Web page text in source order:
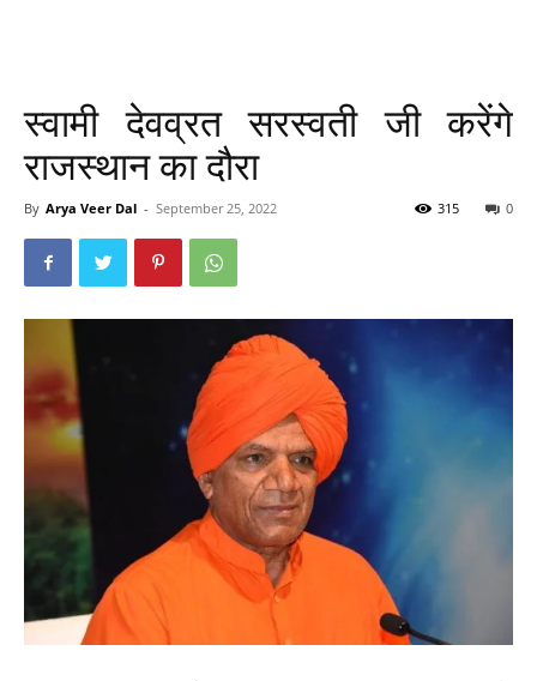
स्वामी देवव्रत सरस्वती जी करेंगे
राजस्थान का दौरा
By Arya Veer Dal - September 25, 2022 0
315